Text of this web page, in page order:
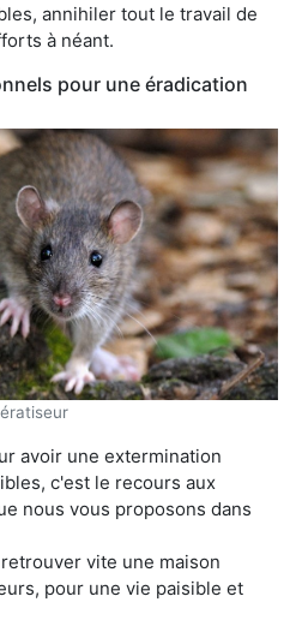
annihiler tout le travail de
à néant.
pour une éradication
avoir une extermination
c'est le recours aux
nous vous proposons dans
vite une maison
pour une vie paisible et